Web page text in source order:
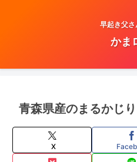
早起き父
かま
青森県産のまるかじ
X